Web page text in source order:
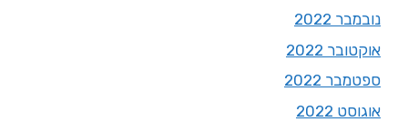
נובמבר 2022
אוקטובר 2022
ספטמבר 2022
אוגוסט 2022